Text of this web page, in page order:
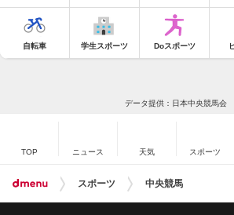
自転車 学生スポーツ Doスポーツ
データ提供：日本中央競馬会
TOP ニュース 天気 スポーツ
スポーツ 中央競馬